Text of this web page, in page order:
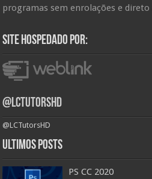
programas sem enrolações e
Site hospedado por:
@LCTutorsHD
@LCTutorsHD
Ultimos posts
PS CC 2020